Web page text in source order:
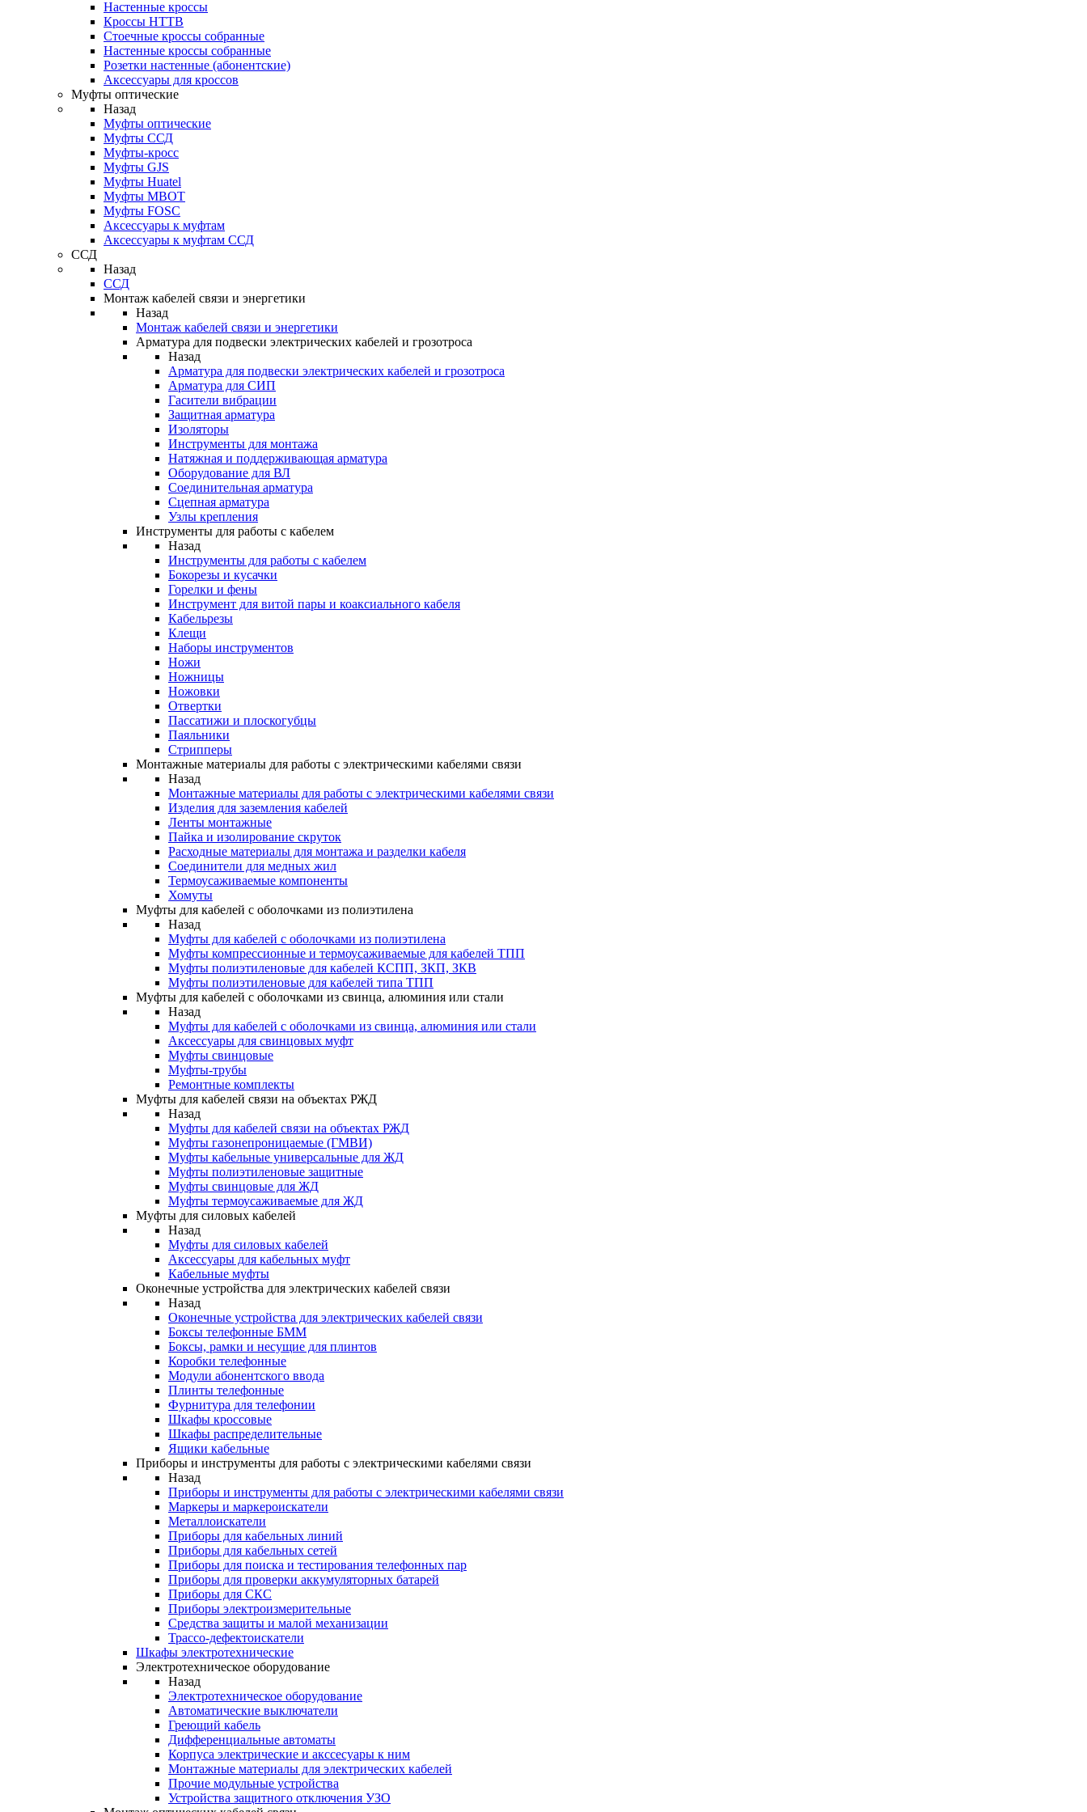
Настенные кроссы
Кроссы HTTB
Стоечные кроссы собранные
Настенные кроссы собранные
Розетки настенные (абонентские)
Аксессуары для кроссов
Муфты оптические
Назад
Муфты оптические
Муфты ССД
Муфты-кросс
Муфты GJS
Муфты Huatel
Муфты МВОТ
Муфты FOSC
Аксессуары к муфтам
Аксессуары к муфтам ССД
ССД
Назад
ССД
Монтаж кабелей связи и энергетики
Назад
Монтаж кабелей связи и энергетики
Арматура для подвески электрических кабелей и грозотроса
Назад
Арматура для подвески электрических кабелей и грозотроса
Арматура для СИП
Гасители вибрации
Защитная арматура
Изоляторы
Инструменты для монтажа
Натяжная и поддерживающая арматура
Оборудование для ВЛ
Соединительная арматура
Сцепная арматура
Узлы крепления
Инструменты для работы с кабелем
Назад
Инструменты для работы с кабелем
Бокорезы и кусачки
Горелки и фены
Инструмент для витой пары и коаксиального кабеля
Кабельрезы
Клещи
Наборы инструментов
Ножи
Ножницы
Ножовки
Отвертки
Пассатижи и плоскогубцы
Паяльники
Стрипперы
Монтажные материалы для работы с электрическими кабелями связи
Назад
Монтажные материалы для работы с электрическими кабелями связи
Изделия для заземления кабелей
Ленты монтажные
Пайка и изолирование скруток
Расходные материалы для монтажа и разделки кабеля
Соединители для медных жил
Термоусаживаемые компоненты
Хомуты
Муфты для кабелей с оболочками из полиэтилена
Назад
Муфты для кабелей с оболочками из полиэтилена
Муфты компрессионные и термоусаживаемые для кабелей ТПП
Муфты полиэтиленовые для кабелей КСПП, ЗКП, ЗКВ
Муфты полиэтиленовые для кабелей типа ТПП
Муфты для кабелей с оболочками из свинца, алюминия или стали
Назад
Муфты для кабелей с оболочками из свинца, алюминия или стали
Аксессуары для свинцовых муфт
Муфты свинцовые
Муфты-трубы
Ремонтные комплекты
Муфты для кабелей связи на объектах РЖД
Назад
Муфты для кабелей связи на объектах РЖД
Муфты газонепроницаемые (ГМВИ)
Муфты кабельные универсальные для ЖД
Муфты полиэтиленовые защитные
Муфты свинцовые для ЖД
Муфты термоусаживаемые для ЖД
Муфты для силовых кабелей
Назад
Муфты для силовых кабелей
Аксессуары для кабельных муфт
Кабельные муфты
Оконечные устройства для электрических кабелей связи
Назад
Оконечные устройства для электрических кабелей связи
Боксы телефонные БММ
Боксы, рамки и несущие для плинтов
Коробки телефонные
Модули абонентского ввода
Плинты телефонные
Фурнитура для телефонии
Шкафы кроссовые
Шкафы распределительные
Ящики кабельные
Приборы и инструменты для работы с электрическими кабелями связи
Назад
Приборы и инструменты для работы с электрическими кабелями связи
Маркеры и маркероискатели
Металлоискатели
Приборы для кабельных линий
Приборы для кабельных сетей
Приборы для поиска и тестирования телефонных пар
Приборы для проверки аккумуляторных батарей
Приборы для СКС
Приборы электроизмерительные
Средства защиты и малой механизации
Трассо-дефектоискатели
Шкафы электротехнические
Электротехническое оборудование
Назад
Электротехническое оборудование
Автоматические выключатели
Греющий кабель
Дифференциальные автоматы
Корпуса электрические и акссесуары к ним
Монтажные материалы для электрических кабелей
Прочие модульные устройства
Устройства защитного отключения УЗО